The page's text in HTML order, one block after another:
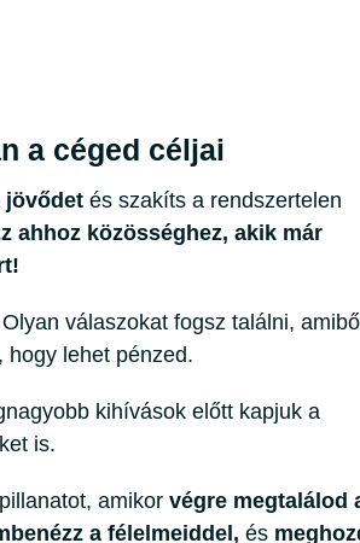
a céged céljai
jövődetés szakíts a rendszertelen
ahhoz közösséghez, akik már
válaszokat fogsz találni,
hogy lehet pénzed.
kihívások előtt kapjuk a
is.
amikor végre megtalálod
a félelmeiddel, és